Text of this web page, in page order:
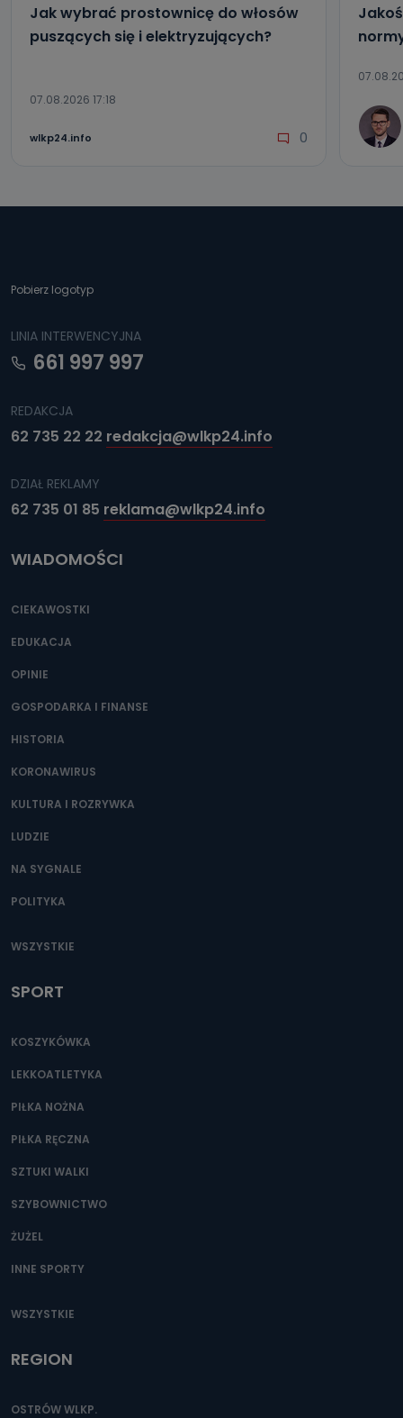
Jak wybrać prostownicę do włosów
puszących się i elektryzujących?
07.08.2026 17:18
wlkp24.info 0
Pobierz logotyp
LINIA INTERWENCYJNA
661 997 997
REDAKCJA
62 735 22 22 redakcja@wlkp24.info
DZIAŁ REKLAMY
62 735 01 85 reklama@wlkp24.info
WIADOMOŚCI
CIEKAWOSTKI
EDUKACJA
OPINIE
GOSPODARKA I FINANSE
HISTORIA
KORONAWIRUS
KULTURA I ROZRYWKA
LUDZIE
NA SYGNALE
POLITYKA
WSZYSTKIE
SPORT
KOSZYKÓWKA
LEKKOATLETYKA
PIŁKA NOŻNA
PIŁKA RĘCZNA
SZTUKI WALKI
SZYBOWNICTWO
ŻUŻEL
INNE SPORTY
WSZYSTKIE
REGION
OSTRÓW WLKP.